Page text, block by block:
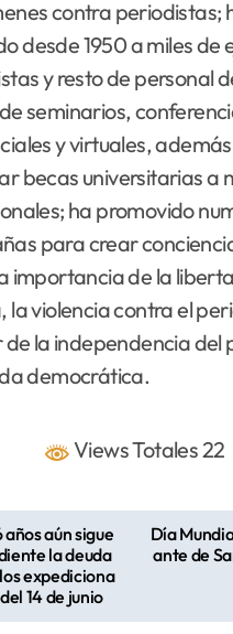
contra periodistas;
desde 1950 a miles de
y resto de personal
seminarios,
y virtuales,
becas universitarias a
ha promovido
para crear
importancia de la
la violencia contra el
de la independencia del
democrática.
Views Totales 22
años aún sigue
la deuda
expediciona
14 de junio
Día
ante de